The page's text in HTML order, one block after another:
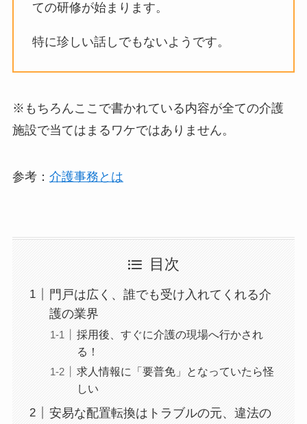
ての研修が始まります。
特に珍しい話しでもないようです。
※もちろんここで書かれている内容が全ての介護
施設で当てはまるワケではありません。
参考： 介護事務とは
目次
門戸は広く、誰でも受け入れてくれる介
護の業界
採用後、すぐに介護の現場へ行かされ
る！
求人情報に「要普免」となっていたら怪
しい
安易な配置転換はトラブルの元、違法の